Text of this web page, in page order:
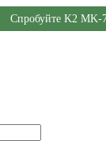
Спробуйте K2 MK-